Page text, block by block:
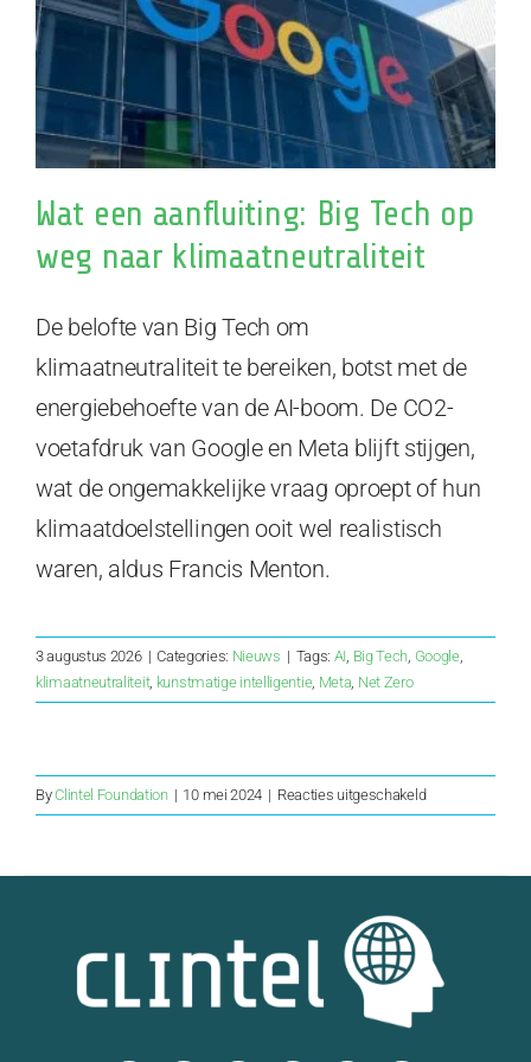
Wat een aanfluiting: Big Tech op
weg naar klimaatneutraliteit
De belofte van Big Tech om
klimaatneutraliteit te bereiken, botst met de
energiebehoefte van de AI-boom. De CO2-
voetafdruk van Google en Meta blijft stijgen,
wat de ongemakkelijke vraag oproept of hun
klimaatdoelstellingen ooit wel realistisch
waren, aldus Francis Menton.
3 augustus 2026 | Categories: Nieuws | Tags: AI Big Tech Google,
klimaatneutraliteit, kunstmatige intelligentie, Meta Net Zero
ByClintel Foundation | 10 mei 2024 | Reacties uitgeschakeldvoor
Het
komt
tv
uit